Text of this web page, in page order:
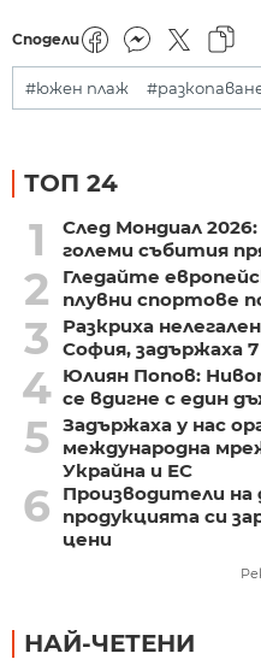
Сподели
#южен плаж
ТОП 24
1
След Мондиал
големи събития
2
Гледайте
плувни спортове
3
Разкриха
София, задържаха
4 Юлиян Попов:
се вдигне с един
5 Задържаха у нас
международна
Украйна и ЕС
6
Производители на
продукцията си
цени
НАЙ-ЧЕТЕНИ